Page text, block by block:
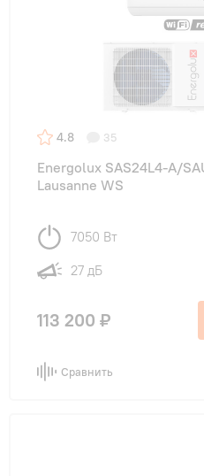
4.8 35
Energolux SAS24L4-A/
Lausanne WS
7050 Вт
27 дБ
113 200 ₽
Сравнить